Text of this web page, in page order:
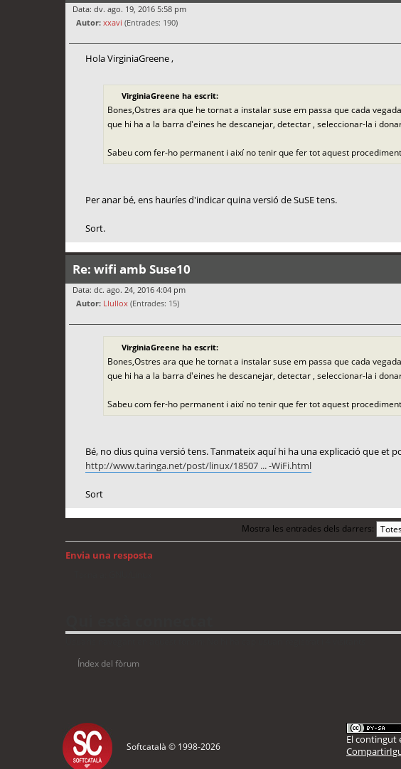
Data: dv. ago. 19, 2016 5:58 pm
Autor: xxavi (Entrades: 190)
Hola VirginiaGreene ,
VirginiaGreene ha escrit:
Bones,Ostres ara que he tornat a instalar suse em passa que cada
que hi ha a la barra d'eines he descanejar, detectar , seleccionar-la i
Sabeu com fer-ho permanent i així no tenir que fer tot aquest
Per anar bé, ens hauríes d'indicar quina versió de SuSE tens.
Sort.
Re: wifi amb Suse10
Data: dc. ago. 24, 2016 4:04 pm
Autor: Llullox (Entrades: 15)
VirginiaGreene ha escrit:
Bones,Ostres ara que he tornat a instalar suse em passa que cada
que hi ha a la barra d'eines he descanejar, detectar , seleccionar-la i
Sabeu com fer-ho permanent i així no tenir que fer tot aquest
Bé, no dius quina versió tens. Tanmateix aquí hi ha una explicació que et
http://www.taringa.net/post/linux/18507 ... -WiFi.html
Sort
Mostra les entrades dels darrers:
Envia una resposta
Índex del fòrum
Softcatalà © 1998-2026
El contingut